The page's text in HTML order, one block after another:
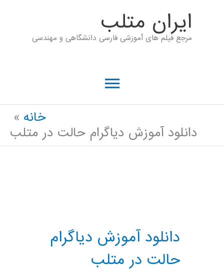
ايران متلب
مرجع فیلم های آموزشی فارسی دانشگاهی و مهندسی
فهرست
خانه
دانلود آموزش دیاگرام حالت در متلب
دانلود آموزش دیاگرام
حالت در متلب